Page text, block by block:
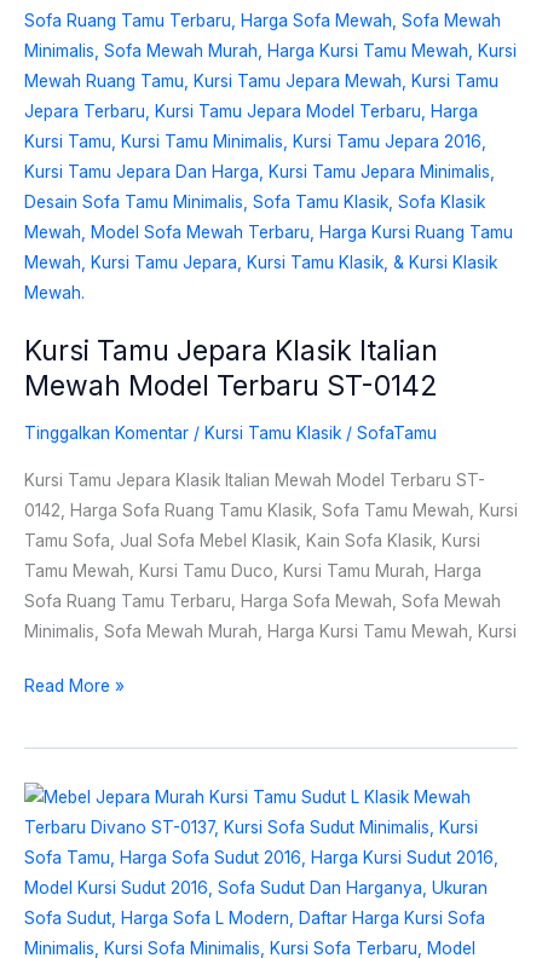
Kursi Tamu Jepara Klasik Italian
Mewah Model Terbaru ST-0142
Tinggalkan Komentar / Kursi Tamu Klasik / SofaTamu
Kursi Tamu Jepara Klasik Italian Mewah Model Terbaru ST-
0142, Harga Sofa Ruang Tamu Klasik, Sofa Tamu Mewah, Kursi
Tamu Sofa, Jual Sofa Mebel Klasik, Kain Sofa Klasik, Kursi
Tamu Mewah, Kursi Tamu Duco, Kursi Tamu Murah, Harga
Sofa Ruang Tamu Terbaru, Harga Sofa Mewah, Sofa Mewah
Minimalis, Sofa Mewah Murah, Harga Kursi Tamu Mewah, Kursi
Italian
Mewah
Model
Terbaru
ST-
0142
Read More »
Mebel
Jepara
Murah
Kursi
Tamu
Sudut